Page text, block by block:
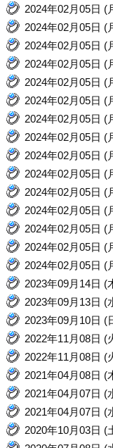
2024年02月05日 (
2024年02月05日 (
2024年02月05日 (
2024年02月05日 (
2024年02月05日 (
2024年02月05日 (
2024年02月05日 (
2024年02月05日 (
2024年02月05日 (
2024年02月05日 (
2024年02月05日 (
2024年02月05日 (
2024年02月05日 (
2024年02月05日 (
2024年02月05日 (
2023年09月14日 (
2023年09月13日 (
2023年09月10日 (
2022年11月08日 (
2022年11月08日 (
2021年04月08日 (
2021年04月07日 (
2021年04月07日 (
2020年10月03日 (